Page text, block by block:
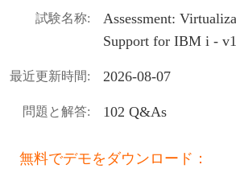
試験名称:
Assessment:
Support for IBM i - v1
最近更新時間: 2026-08-07
問題と解答: 102 Q&As
無料でデモをダウンロード：